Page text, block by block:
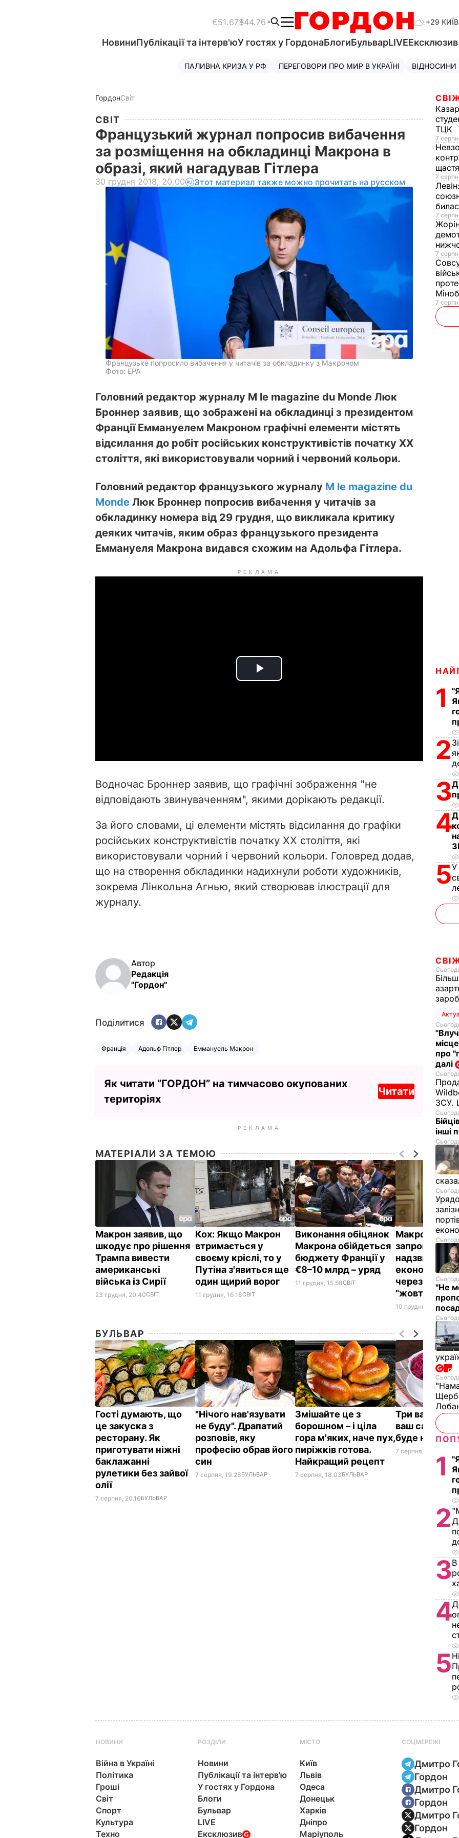
€51.67$44.76 +29 КИЇВ
НовиниПублікації та інтерв'юУ гостях у ГордонаБлогиБульварLIVEЕксклюзив
ПАЛИВНА КРИЗА У РФ ПЕРЕГОВОРИ ПРО МИР В УКРАЇНІ
ГордонСвіт
СВІТ
Французький журнал попросив вибачення
за розміщення на обкладинці Макрона в
образі, який нагадував Гітлера
30 грудня 2018, 20.00 Этот материал также можно прочитать на русском
Французьке попросило вибачення у читачів за обкладинку з Макроном
Фото: EPA
Головний редактор журналу M le magazine du Monde Люк
Броннер заявив, що зображені на обкладинці з президентом
Франції Еммануелем Макроном графічні елементи містять
відсилання до робіт російських конструктивістів початку XX
століття, які використовували чорний і червоний кольори.
Головний редактор французького журналу M le magazine du
Monde Люк Броннер попросив вибачення у читачів за
обкладинку номера від 29 грудня, що викликала критику
деяких читачів, яким образ французького президента
Еммануеля Макрона видався схожим на Адольфа Гітлера.
РЕКЛАМА
P
i
d
e
o
Водночас Броннер заявив, що графічні зображення "не
відповідають звинуваченням", якими дорікають редакції.
За його словами, ці елементи містять відсилання до графіки
російських конструктивістів початку XX століття, які
використовували чорний і червоний кольори. Головред додав,
що на створення обкладинки надихнули роботи художників,
зокрема Лінкольна Агнью, який створював ілюстрації для
журналу.
Автор
Редакція
"Гордон"
Поділитися
Франція Адольф Гітлер Еммануель Макрон
Як читати ”ГОРДОН” на тимчасово окупованих
територіях
Читати
РЕКЛАМА
МАТЕРІАЛИ ЗА ТЕМОЮ
Макрон заявив, що
шкодує про рішення
Трампа вивести
американські
війська із Сирії
23 грудня, 20.40СВІТ
Кох: Якщо Макрон
втримається у
своєму кріслі, то у
Путіна з'явиться ще
один щирий ворог
11 грудня, 16.18СВІТ
Виконання обіцянок
Макрона обійдеться
бюджету Франції у
€8–10 млрд – уряд
11 грудня, 15.58СВІТ
Макрон
економічних
через
"жовтих
10 грудня, 21.46СВІТ
БУЛЬВАР
Гості думають, що
це закуска з
ресторану. Як
приготувати ніжні
баклажанні
рулетики без зайвої
олії
7 серпня, 20.16БУЛЬВАР
"Нічого нав'язувати
не буду". Драпатий
розповів, яку
професію обрав його
син
7 серпня, 19.28БУЛЬВАР
Змішайте це з
борошном – і ціла
гора м'яких, наче пух,
пиріжків готова.
Найкращий рецепт
7 серпня, 18.03БУЛЬВАР
Три важливі
ваш салат із
буде
7 серпня, 17.29
ТЦК
7
щастя
7
Левін:
7
7
7
1
2
3
4
5У
про
далі
ЗСУ.
інші
"Не
1
2
3В
4
5
НОВИНИ
Війна в Україні
Політика
Гроші
Світ
Спорт
Культура
Техно
РОЗДІЛИ
Новини
Публікації та інтерв'ю
У гостях у Гордона
Блоги
Бульвар
LIVE
Ексклюзив
МІСТО
Київ
Львів
Одеса
Донецьк
Харків
Дніпро
Маріуполь
СОЦМЕРЕЖІ
Дмитро
Гордон
Дмитро
Гордон
Дмитро
Гордон